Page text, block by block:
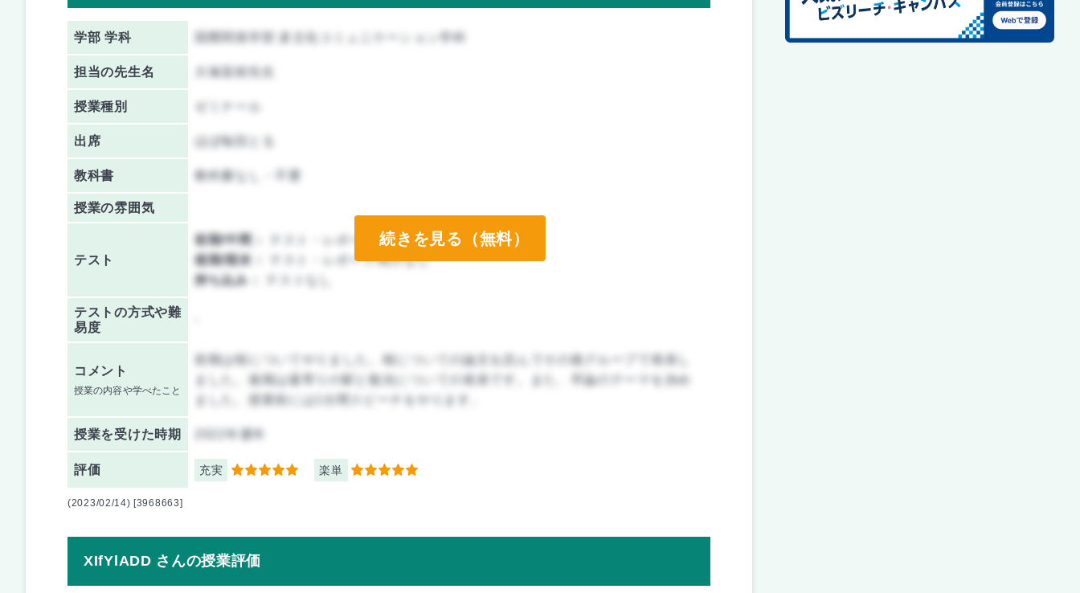
学部 学科 国際関係学部 多文化コミュニケーション学科
担当の先生名 大塚直樹先生
授業種別
出席 ほぼ毎回とる
教科書 教科書なし・不要
授業の雰囲気
テスト
前期/中間：
テスト・レポート両方なし
後期/期末：
テスト・レポート両方なし
持ち込み：
テストの方式や難
易度
コメント
授業の内容や学べたこと
前期は桜についてやりました。桜についての論文を読んでその後グループで発表し
ました。後期は最寄りの駅と観光についての発表です。また、卒論のテーマを決め
授業を受けた時期
評価 充実 5 楽単 5
続きを見る（無料）
(2023/02/14) [3968663]
XIfYlADD さんの授業評価